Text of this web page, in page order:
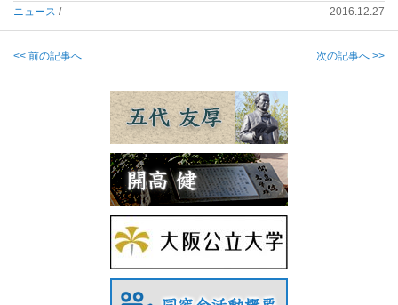
ニュース / 2016.12.27
<< 前の記事へ 次の記事へ >>